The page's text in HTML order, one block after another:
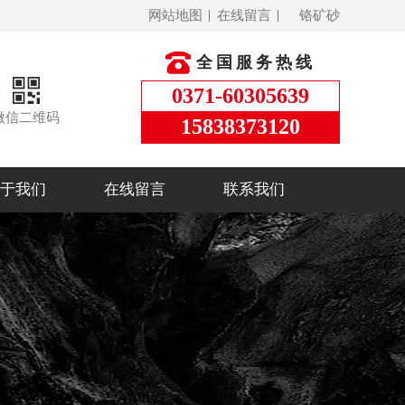
铬矿砂
在线留言
网站地图
信二维码
全国服务热线
0371-60305639
15838373120
我们 在线留言 联系我们